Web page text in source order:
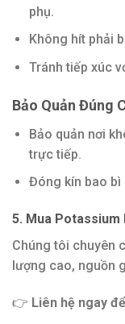
phụ.
Không hít phải
Tránh tiếp xúc
Bảo Quản Đúng
Bảo quản nơi
trực tiếp.
Đóng kín bao bì
5. Mua Potassium
Chúng tôi chuyên
lượng cao, nguồn
👉 Liên hệ ngay